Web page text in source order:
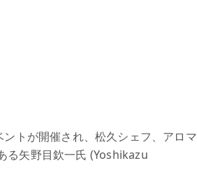
トが開催され、松久シェフ、アロマ
る矢野目欽一氏 (Yoshikazu